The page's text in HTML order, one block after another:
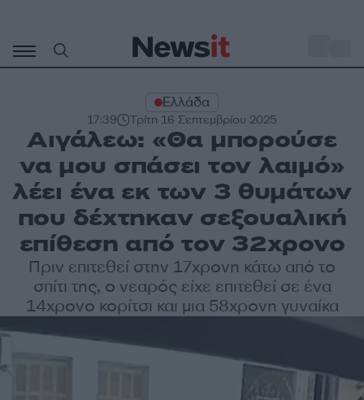
περιεχόμενο
Ελλάδα
17:39 Τρίτη 16 Σεπτεμβρίου 2025
Αιγάλεω: «Θα μπορούσε
να μου σπάσει τον λαιμό»
λέει ένα εκ των 3 θυμάτων
που δέχτηκαν σεξουαλική
επίθεση από τον 32χρονο
Πριν επιτεθεί στην 17χρονη κάτω από το
σπίτι της, ο νεαρός είχε επιτεθεί σε ένα
14χρονο κορίτσι και μια 58χρονη γυναίκα